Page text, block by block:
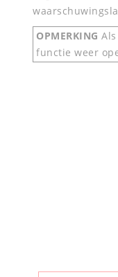
OPMERKING
functie weer